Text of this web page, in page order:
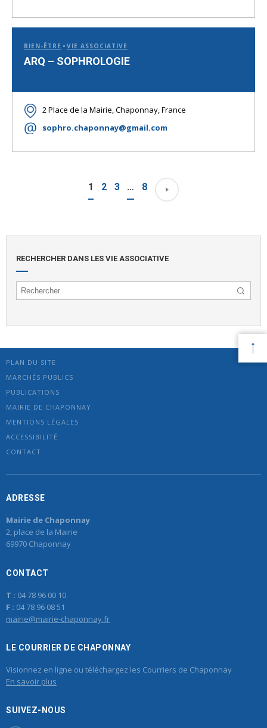
BIEN-ÊTRE VIE ASSOCIATIVE
ARQ – SOPHROLOGIE
2 Place de la Mairie, Chaponnay, France
sophro.chaponnay@gmail.com
1 2 3 … 8
RECHERCHER DANS LES VIE ASSOCIATIVE
PLAN DU SITE
MARCHÉS PUBLICS
PUBLICATIONS
MAIRIE DE CHAPONNAY
MENTIONS LÉGALES
ACCESSIBILITÉ
CONTACT
ADRESSE
Mairie de Chaponnay
2, place de la Mairie
69970 Chaponnay
CONTACT
T : 04 78 96 00 10
F : 04 78 96 08 51
mairie@mairie-chaponnay.fr
LE COURRIER DE CHAPONNAY
Visionnez en ligne ou téléchargez les Courriers de Chaponnay
En savoir plus
SUIVEZ-NOUS